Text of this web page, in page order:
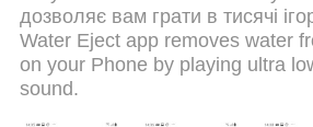
вибір для використання
вашому комп’ютері. За
поглинання менеджер із
одночасно дозволяє відкрити 2
дозволяє вам грати в тисячі
Water Eject app removes water
on your Phone by playing ultra
sound.